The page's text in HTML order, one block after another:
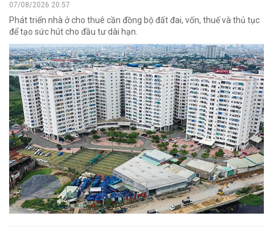
07/08/2026 20:57
Phát triển nhà ở cho thuê cần đồng bộ đất đai, vốn, thuế và thủ tục
để tạo sức hút cho đầu tư dài hạn.